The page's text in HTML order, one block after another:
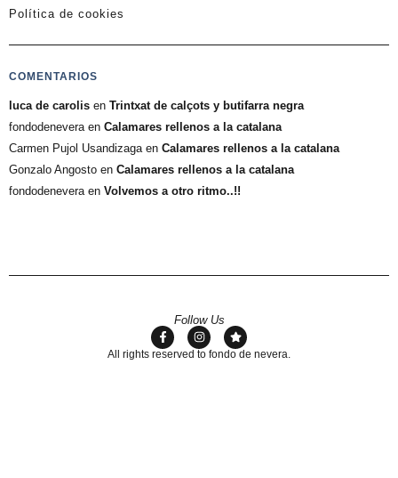
Política de cookies
COMENTARIOS
luca de carolis en Trintxat de calçots y butifarra negra
fondodenevera en Calamares rellenos a la catalana
Carmen Pujol Usandizaga en Calamares rellenos a la catalana
Gonzalo Angosto en Calamares rellenos a la catalana
fondodenevera en Volvemos a otro ritmo..!!
Follow Us
All rights reserved to fondo de nevera.